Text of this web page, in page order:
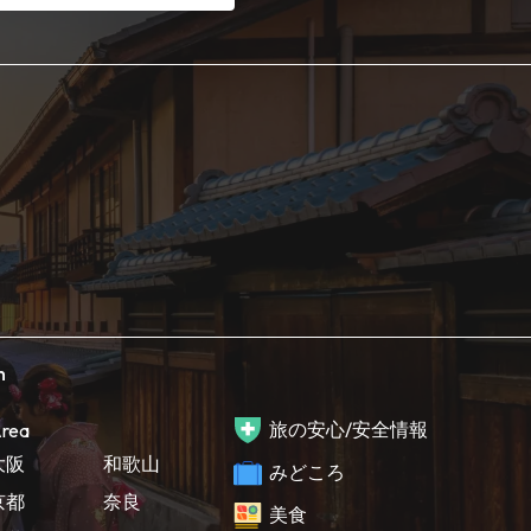
阪
都
和歌山
奈良
旅の安心/安全情報
みどころ
美食